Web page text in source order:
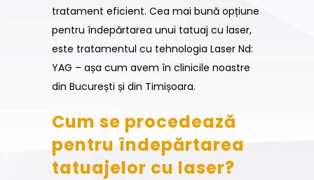
tratament eficient. Cea mai bună opțiune
pentru îndepărtarea unui tatuaj cu laser,
este tratamentul cu tehnologia Laser Nd:
YAG – așa cum avem în clinicile noastre
din București și din Timișoara.
Cum se procedează
pentru îndepărtarea
tatuajelor cu laser?